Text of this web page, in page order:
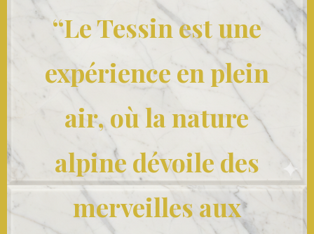
“Le Tessin est une
expérience en plein
air, où la nature
alpine dévoile des
merveilles aux